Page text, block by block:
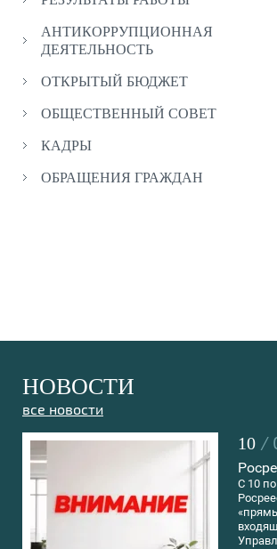
АНТИКОРРУПЦИОННАЯ
ДЕЯТЕЛЬНОСТЬ
ОТКРЫТЫЙ БЮДЖЕТ
ОБЩЕСТВЕННЫЙ СОВЕТ
КАДРЫ
ОБРАЩЕНИЯ ГРАЖДАН
НОВОСТИ
все новости
10 /
C 10